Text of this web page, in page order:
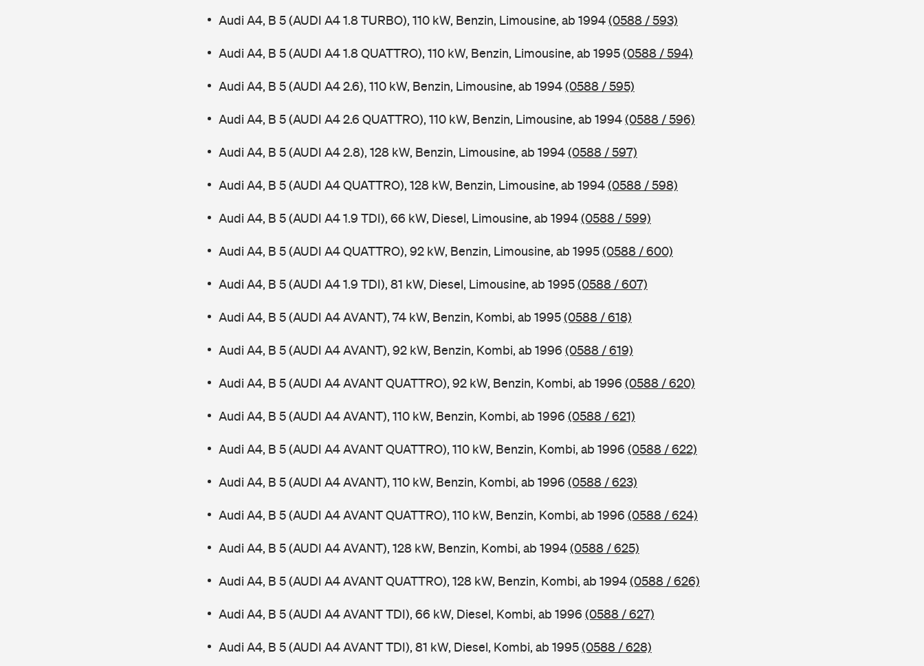
Audi A4, B 5 (AUDI A4 1.8 TURBO), 110 kW, Benzin, Limousine, ab 1994(0588 / 593)
Audi A4, B 5 (AUDI A4 1.8 QUATTRO), 110 kW, Benzin, Limousine, ab 1995(0588 / 594)
Audi A4, B 5 (AUDI A4 2.6), 110 kW, Benzin, Limousine, ab 1994(0588 / 595)
Audi A4, B 5 (AUDI A4 2.6 QUATTRO), 110 kW, Benzin, Limousine, ab 1994(0588 / 596)
Audi A4, B 5 (AUDI A4 2.8), 128 kW, Benzin, Limousine, ab 1994(0588 / 597)
Audi A4, B 5 (AUDI A4 QUATTRO), 128 kW, Benzin, Limousine, ab 1994(0588 / 598)
Audi A4, B 5 (AUDI A4 1.9 TDI), 66 kW, Diesel, Limousine, ab 1994(0588 / 599)
Audi A4, B 5 (AUDI A4 QUATTRO), 92 kW, Benzin, Limousine, ab 1995(0588 / 600)
Audi A4, B 5 (AUDI A4 1.9 TDI), 81 kW, Diesel, Limousine, ab 1995(0588 / 607)
Audi A4, B 5 (AUDI A4 AVANT), 74 kW, Benzin, Kombi, ab 1995(0588 / 618)
Audi A4, B 5 (AUDI A4 AVANT), 92 kW, Benzin, Kombi, ab 1996 (0588 / 619)
Audi A4, B 5 (AUDI A4 AVANT QUATTRO), 92 kW, Benzin, Kombi, ab 1996 (0588 / 620)
Audi A4, B 5 (AUDI A4 AVANT), 110 kW, Benzin, Kombi, ab 1996 (0588 / 621)
Audi A4, B 5 (AUDI A4 AVANT QUATTRO), 110 kW, Benzin, Kombi, ab 1996 (0588 / 622)
Audi A4, B 5 (AUDI A4 AVANT), 110 kW, Benzin, Kombi, ab 1996 (0588 / 623)
Audi A4, B 5 (AUDI A4 AVANT QUATTRO), 110 kW, Benzin, Kombi, ab 1996 (0588 / 624)
Audi A4, B 5 (AUDI A4 AVANT), 128 kW, Benzin, Kombi, ab 1994(0588 / 625)
Audi A4, B 5 (AUDI A4 AVANT QUATTRO), 128 kW, Benzin, Kombi, ab 1994(0588 / 626)
Audi A4, B 5 (AUDI A4 AVANT TDI), 66 kW, Diesel, Kombi, ab 1996 (0588 / 627)
Audi A4, B 5 (AUDI A4 AVANT TDI), 81 kW, Diesel, Kombi, ab 1995(0588 / 628)